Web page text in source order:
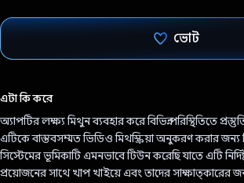
ভোট
এটা কি করে
অ্যাপটির লক্ষ্য মিথুন ব্যবহার করে বিভিন্ন পরিস্থিতিতে
এটিকে বাস্তবসম্মত ভিডিও মিথস্ক্রিয়া অনুকরণ করার
সিস্টেমের ভূমিকাটি এমনভাবে টিউন করেছি যাতে এটি
প্রয়োজনের সাথে খাপ খাইয়ে এবং তাদের সাক্ষাত্কারের